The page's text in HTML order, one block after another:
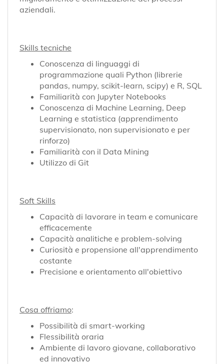
aziendali.
Skills tecniche
Conoscenza di linguaggi di
programmazione quali Python (librerie
pandas, numpy, scikit-learn, scipy) e R, SQL
Familiarità con Jupyter Notebooks
Conoscenza di Machine Learning, Deep
Learning e statistica (apprendimento
supervisionato, non supervisionato e per
rinforzo)
Familiarità con il Data Mining
Utilizzo di Git
Soft Skills
Capacità di lavorare in team e comunicare
efficacemente
Capacità analitiche e problem-solving
Curiosità e propensione all'apprendimento
costante
Precisione e orientamento all'obiettivo
Cosa offriamo:
Possibilità di smart-working
Flessibilità oraria
Ambiente di lavoro giovane, collaborativo
ed innovativo